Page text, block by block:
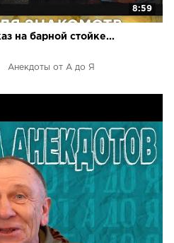
8:59
на барной стойке...
Анекдоты от А до Я